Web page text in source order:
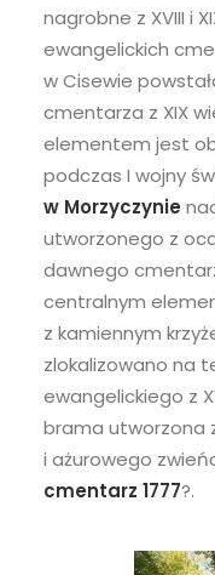
nagrobne z XVIII i
ewangelickich
w Cisewie
cmentarza z XIX
elementem jest
podczas I wojny
w Morzyczynie
utworzonego z
dawnego
centralnym
z kamiennym
zlokalizowano na
ewangelickiego z
brama utworzona
i ażurowego
cmentarz 1777?.